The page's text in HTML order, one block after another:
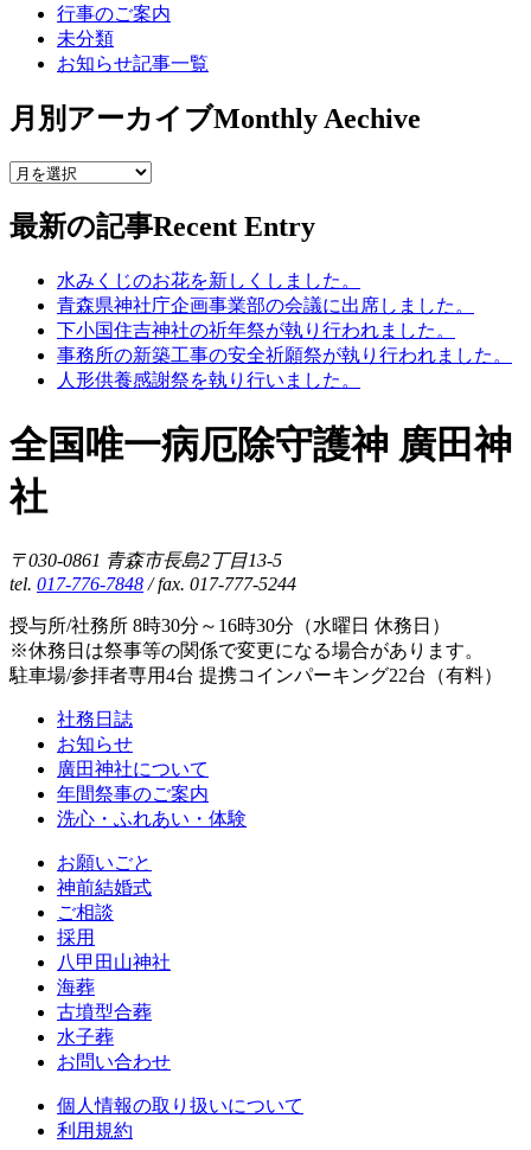
行事のご案内
未分類
お知らせ記事一覧
月別アーカイブMonthly Aechive
最新の記事Recent Entry
水みくじのお花を新しくしました。
青森県神社庁企画事業部の会議に出席しました。
下小国住吉神社の祈年祭が執り行われました。
事務所の新築工事の安全祈願祭が執り行われました。
人形供養感謝祭を執り行いました。
全国唯一病厄除守護神 廣田神
社
〒030-0861 青森市長島2丁目13-5
tel. 017-776-7848 / fax. 017-777-5244
授与所/社務所 8時30分～16時30分（水曜日 休務日）
※休務日は祭事等の関係で変更になる場合があります。
駐車場/参拝者専用4台 提携コインパーキング22台（有料）
社務日誌
お知らせ
廣田神社について
年間祭事のご案内
洗心・ふれあい・体験
お願いごと
神前結婚式
ご相談
採用
八甲田山神社
海葬
古墳型合葬
水子葬
お問い合わせ
個人情報の取り扱いについて
利用規約